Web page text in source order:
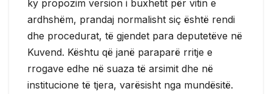
ky propozim version i buxhetit për vitin e
ardhshëm, prandaj normalisht siç është rendi
dhe procedurat, të gjendet para deputetëve në
Kuvend. Kështu që janë paraparë rritje e
rrogave edhe në suaza të arsimit dhe në
institucione të tjera, varësisht nga mundësitë.